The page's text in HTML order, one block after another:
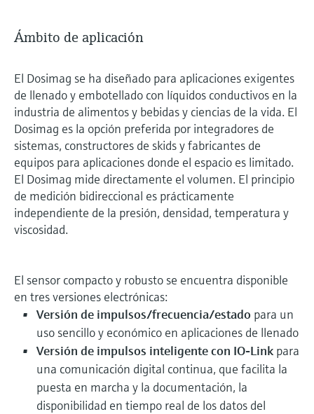
Ámbito de aplicación
El Dosimag se ha diseñado para aplicaciones exigentes
de llenado y embotellado con líquidos conductivos en la
industria de alimentos y bebidas y ciencias de la vida. El
Dosimag es la opción preferida por integradores de
sistemas, constructores de skids y fabricantes de
equipos para aplicaciones donde el espacio es limitado.
El Dosimag mide directamente el volumen. El principio
de medición bidireccional es prácticamente
independiente de la presión, densidad, temperatura y
viscosidad.
El sensor compacto y robusto se encuentra disponible
en tres versiones electrónicas:
Versión de impulsos/frecuencia/estado para un
uso sencillo y económico en aplicaciones de llenado
Versión de impulsos inteligente con IO-Link para
una comunicación digital continua, que facilita la
puesta en marcha y la documentación, la
disponibilidad en tiempo real de los datos del